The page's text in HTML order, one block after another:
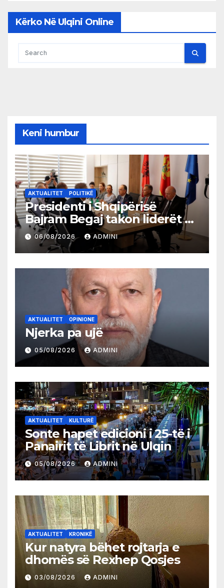
Kërko Në Ulqini Online
Keni humbur
AKTUALITET POLITIKË
Presidenti i Shqipërisë
Bajram Begaj takon liderët e
partive shqiptare në Ulqin
06/08/2026 ADMINI
AKTUALITET OPINIONE
Njerka pa ujë
05/08/2026 ADMINI
AKTUALITET KULTURË
Sonte hapet edicioni i 25-të i
Panairit të Librit në Ulqin
05/08/2026 ADMINI
AKTUALITET KRONIKË
Kur natyra bëhet rojtarja e
dhomës së Rexhep Qosjes
03/08/2026 ADMINI